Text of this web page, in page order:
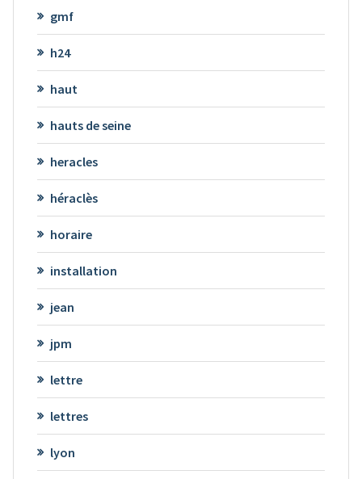
gmf
h24
haut
hauts de seine
heracles
héraclès
horaire
installation
jean
jpm
lettre
lettres
lyon